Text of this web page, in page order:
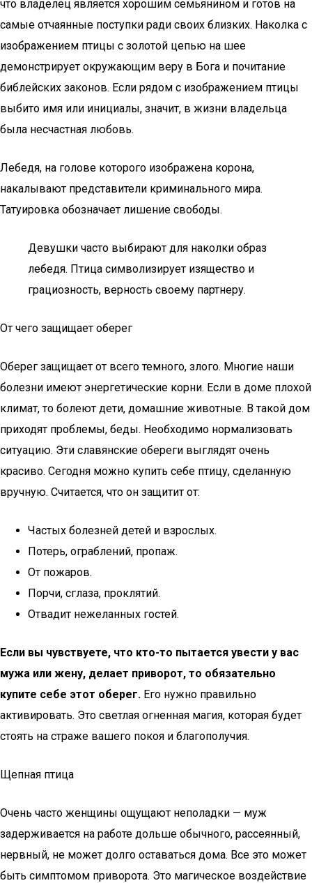
что владелец является хорошим семьянином и готов на
самые отчаянные поступки ради своих близких. Наколка с
изображением птицы с золотой цепью на шее
демонстрирует окружающим веру в Бога и почитание
библейских законов. Если рядом с изображением птицы
выбито имя или инициалы, значит, в жизни владельца
была несчастная любовь.
Лебедя, на голове которого изображена корона,
накалывают представители криминального мира.
Татуировка обозначает лишение свободы.
Девушки часто выбирают для наколки образ
лебедя. Птица символизирует изящество и
грациозность, верность своему партнеру.
От чего защищает оберег
Оберег защищает от всего темного, злого. Многие наши
болезни имеют энергетические корни. Если в доме плохой
климат, то болеют дети, домашние животные. В такой дом
приходят проблемы, беды. Необходимо нормализовать
ситуацию. Эти славянские обереги выглядят очень
красиво. Сегодня можно купить себе птицу, сделанную
вручную. Считается, что он защитит от:
Частых болезней детей и взрослых.
Потерь, ограблений, пропаж.
От пожаров.
Порчи, сглаза, проклятий.
Отвадит нежеланных гостей.
Если вы чувствуете, что кто-то пытается увести у вас
мужа или жену, делает приворот, то обязательно
купите себе этот оберег. Его нужно правильно
активировать. Это светлая огненная магия, которая будет
стоять на страже вашего покоя и благополучия.
Щепная птица
Очень часто женщины ощущают неполадки — муж
задерживается на работе дольше обычного, рассеянный,
нервный, не может долго оставаться дома. Все это может
быть симптомом приворота. Это магическое воздействие